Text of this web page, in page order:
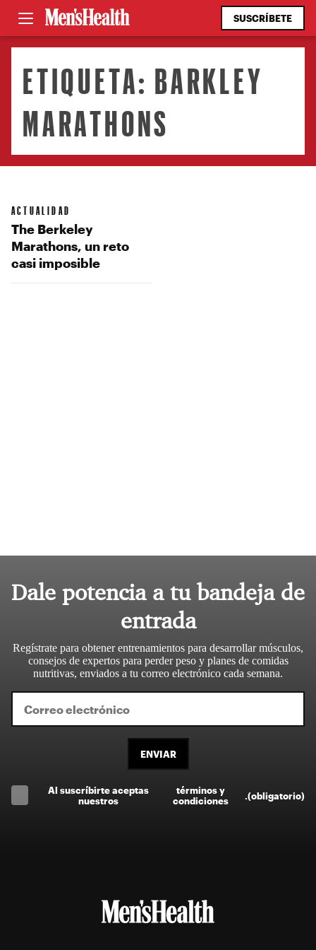
SUSCRÍBETE
ETIQUETA: BARKLEY
MARATHONS
ACTUALIDAD
The Berkeley
Marathons, un reto
casi imposible
Dale potencia a tu bandeja de
entrada
Regístrate para obtener entrenamientos para desarrollar músculos,
consejos de expertos para perder peso y planes de comidas
nutritivas, enviados a tu correo electrónico cada semana.
ENVIAR
Al suscríbirte aceptas
nuestros
términos y
condiciones
(obligatorio)